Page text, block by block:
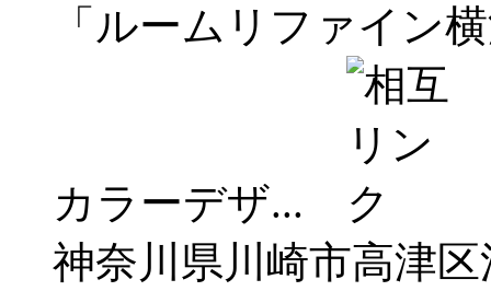
「ルームリファイン
カラーデザ...
神奈川県川崎市高津区